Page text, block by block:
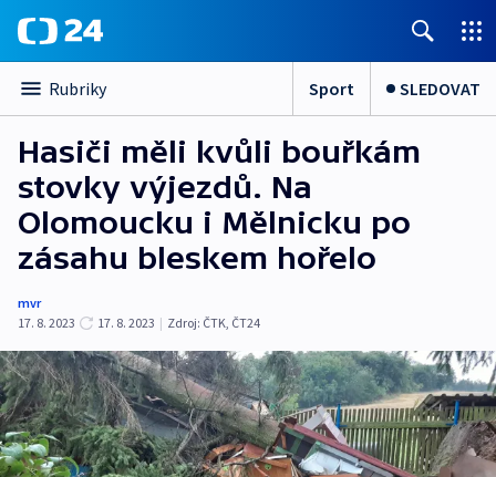
Rubriky Sport SLEDOVAT
Hasiči měli kvůli bouřkám
stovky výjezdů. Na
Olomoucku i Mělnicku po
zásahu bleskem hořelo
mvr
17. 8. 2023
17. 8. 2023 | Zdroj: ČTK, ČT24